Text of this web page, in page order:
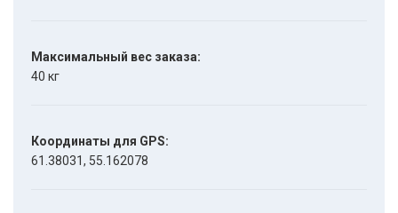
Максимальный вес заказа:
40 кг
Координаты для GPS:
61.38031, 55.162078